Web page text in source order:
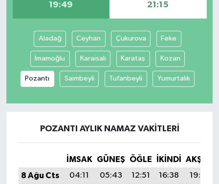
19:49 21:15
Aladağ Ceyhan Çukurova Feke
İmamoğlu Karaisalı Karataş Kozan
Pozantı Saimbeyli Tufanbeyli Yumurtalık
POZANTI AYLIK NAMAZ VAKITLERI
İMSAK GÜNEŞ ÖĞLE İKINDI
AKŞAM
8 Ağu Cts
04:11 05:43 12:51 16:38
19:49